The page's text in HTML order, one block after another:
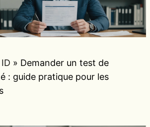
» Demander un test de
: guide pratique pour les